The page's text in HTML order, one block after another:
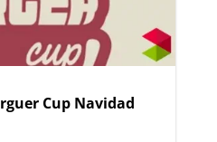
Cup Navidad